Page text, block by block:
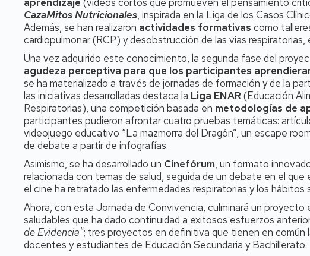
CazaMitos Nutricionales, inspirada en la Liga de los Casos
Además, se han realizaron actividades formativas como
cardiopulmonar (RCP) y desobstrucción de las vías
Una vez adquirido este conocimiento, la segunda fase del
agudeza perceptiva para que los participantes
se ha materializado a través de jornadas de formación y de la
las iniciativas desarrolladas destaca la Liga ENAR (Educación
Respiratorias), una competición basada en metodologías de
participantes pudieron afrontar cuatro pruebas temáticas:
videojuego educativo “La mazmorra del Dragón”, un escape
de debate a partir de infografías.
Asimismo, se ha desarrollado un Cinefórum, un formato
relacionada con temas de salud, seguida de un debate en el
el cine ha retratado las enfermedades respiratorias y los hábitos
Ahora, con esta Jornada de Convivencia, culminará un
saludables que ha dado continuidad a exitosos esfuerzos
de Evidencia"; tres proyectos en definitiva que tienen en común
docentes y estudiantes de Educación Secundaria y Bachillerato.